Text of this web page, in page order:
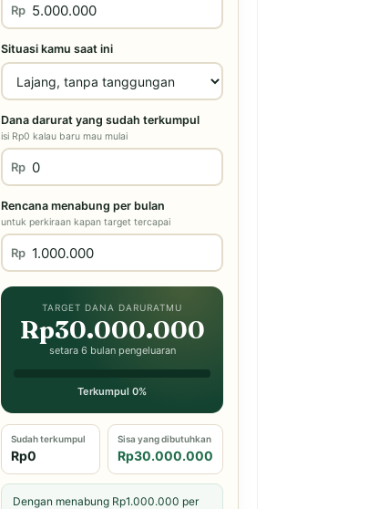
Rp
Situasi kamu saat ini
Dana darurat yang sudah terkumpul
isi Rp0 kalau baru mau mulai
Rp
Rencana menabung per bulan
untuk perkiraan kapan target tercapai
Rp
TARGET DANA DARURATMU
Rp30.000.000
setara 6 bulan pengeluaran
Terkumpul 0%
Sudah terkumpul
Rp0
Sisa yang dibutuhkan
Rp30.000.000
Dengan menabung Rp1.000.000 per